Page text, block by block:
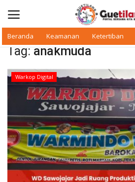
Beranda Keamanan Ketertiban
Masuk
Beranda
Daerah
Makan Bergizi
Warkop Digital
Tag: anakmuda
Warkop Digital